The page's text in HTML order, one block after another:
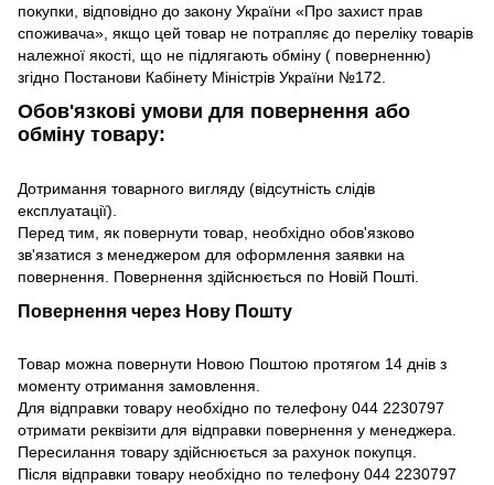
покупки, відповідно до закону України «Про захист прав
споживача», якщо цей товар не потрапляє до переліку товарів
належної якості, що не підлягають обміну ( поверненню)
згідно Постанови Кабінету Міністрів України №172.
Обов'язкові умови для повернення або
обміну товару:
Дотримання товарного вигляду (відсутність слідів
експлуатації).
Перед тим, як повернути товар, необхідно обов'язково
зв'язатися з менеджером для оформлення заявки на
повернення. Повернення здійснюється по Новій Пошті.
Повернення через Нову Пошту
Товар можна повернути Новою Поштою протягом 14 днів з
моменту отримання замовлення.
Для відправки товару необхідно по телефону 044 2230797
отримати реквізити для відправки повернення у менеджера.
Пересилання товару здійснюється за рахунок покупця.
Після відправки товару необхідно по телефону 044 2230797